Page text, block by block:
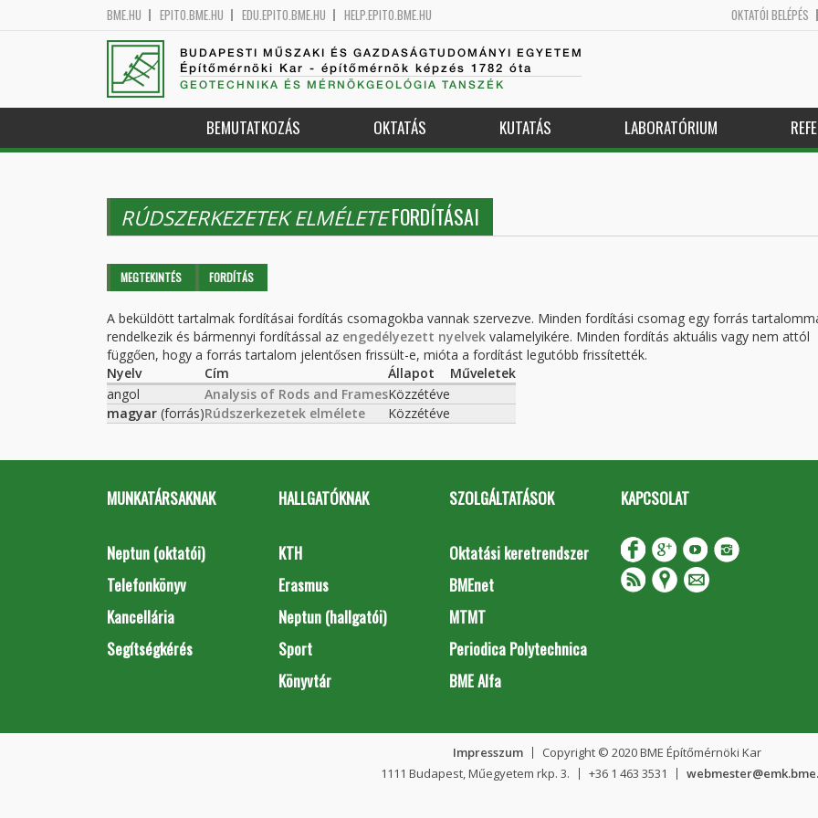
BME.HU EPITO.BME.HU EDU.EPITO.BME.HU HELP.EPITO.BME.HU OKTATÓI BELÉPÉS
BUDAPESTI MŰSZAKI ÉS GAZDASÁGTUDOMÁNYI EGYETEM
Építőmérnöki Kar - építőmérnök képzés 1782 óta
GEOTECHNIKA ÉS MÉRNÖKGEOLÓGIA TANSZÉK
BEMUTATKOZÁS OKTATÁS KUTATÁS LABORATÓRIUM
RÚDSZERKEZETEK ELMÉLETEFORDÍTÁSAI
Elsődleges fülek
MEGTEKINTÉS FORDÍTÁS
A beküldött tartalmak fordításai fordítás csomagokba vannak szervezve. Minden fordítási csomag egy forrás
rendelkezik és bármennyi fordítással az engedélyezett nyelvek valamelyikére. Minden fordítás aktuális vagy nem attól
függően, hogy a forrás tartalom jelentősen frissült-e, mióta a fordítást legutóbb frissítették.
Nyelv
Cím Állapot
Műveletek
angol
Analysis of Rods and FramesKözzétéve
magyar (forrás)Rúdszerkezetek elmélete Közzétéve
MUNKATÁRSAKNAK
Neptun (oktatói)
Telefonkönyv
Kancellária
Segítségkérés
HALLGATÓKNAK
KTH
Erasmus
Neptun (hallgatói)
Sport
Könyvtár
SZOLGÁLTATÁSOK
Oktatási keretrendszer
BMEnet
MTMT
Periodica Polytechnica
BME Alfa
KAPCSOLAT
Impresszum
Copyright © 2020 BME Építőmérnöki Kar
1111 Budapest, Műegyetem rkp. 3.
+36 1 463 3531